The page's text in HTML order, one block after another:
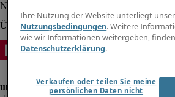
Ihre Nutzung der Website unterliegt
Nutzungsbedingungen. Weitere
wie wir Informationen weitergeben,
Datenschutzerklärung.
Verkaufen oder teilen Sie meine
persönlichen Daten nicht